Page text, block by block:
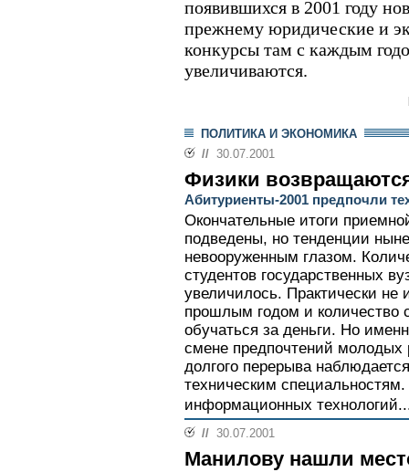
появившихся в 2001 году
прежнему юридические и
конкурсы там с каждым
увеличиваются.
ПОЛИТИКА И ЭКОНОМИКА
// 30.07.2001
Физики
Абитуриенты-2001 предпочли
Окончательные итоги
подведены, но тенденции
невооруженным глазом.
студентов государственных
увеличилось. Практически
прошлым годом и количество
обучаться за деньги. Но
смене предпочтений молодых
долгого перерыва
техническим
информационных
// 30.07.2001
Манилову нашли